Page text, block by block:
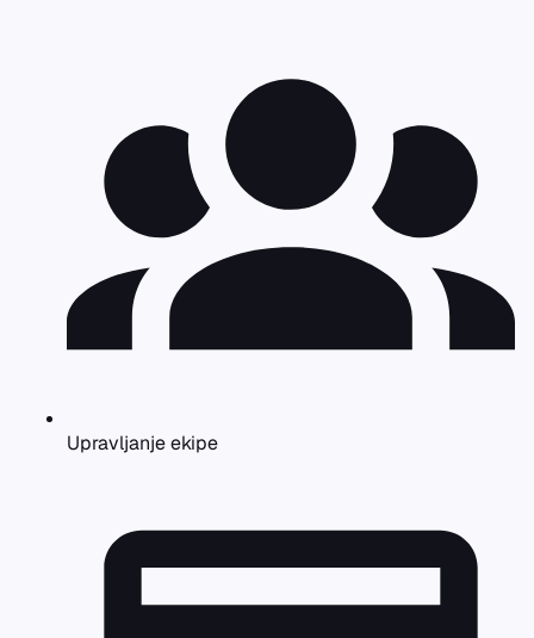
Upravljanje ekipe